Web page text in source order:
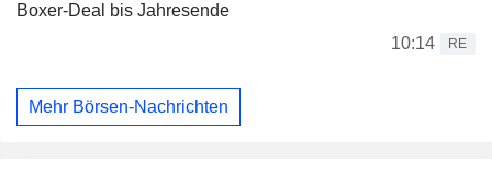
Boxer-Deal bis Jahresende
10:14
RE
Mehr Börsen-Nachrichten